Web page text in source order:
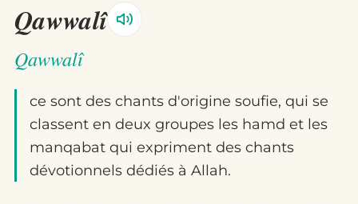
Contact
Qawwalî
Qawwalî
ce sont des chants d'origine soufie, qui se
classent en deux groupes les hamd et les
manqabat qui expriment des chants
dévotionnels dédiés à Allah.